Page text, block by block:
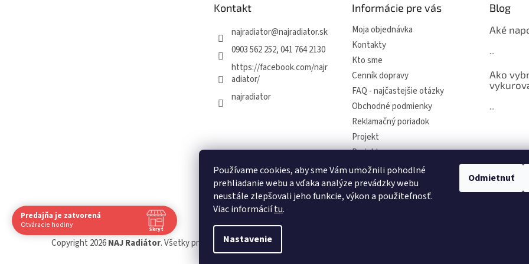
Používame cookies, aby sme Vám umožnili pohodlné
prehliadanie webu a vďaka analýze prevádzky webu
neustále zlepšovali jeho funkcie, výkon a použiteľnosť.
Viac informáciítu.
Nastavenie
Odmietnuť
Kontakt
najradiator@najradiator.sk
0903 562 252, 041 764 2130
https://facebook.com/najr
adiator/
najradiator
Informácie pre vás
Moja objednávka
Kontakty
Kto sme
Cenník dopravy
FAQ - najčastejšie otázky
Obchodné podmienky
Reklamačný poriadok
Projekt
Projekty
Hodnotenie obchodu
Ochrana osobných údajov a
poučenie o cookies
Blog
Aké
...
Ako
...
Copyright 2026NAJ Radiátor. Všetky práva vyhradené.Upraviť nastavenie cookies
Predajňa je zatvorená
Otváracie hodiny Skryť
Navštívte nás osobne